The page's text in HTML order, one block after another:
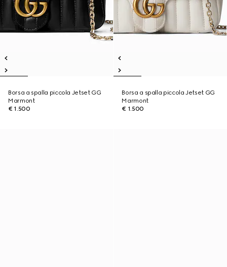
Borsa a spalla piccola Jetset GG
Marmont
€ 1.500
Borsa a spalla piccola Jetset GG
Marmont
€ 1.500